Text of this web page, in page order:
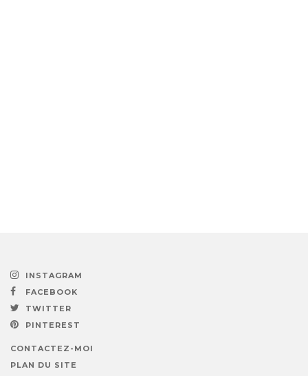
INSTAGRAM
FACEBOOK
TWITTER
PINTEREST
CONTACTEZ-MOI
PLAN DU SITE